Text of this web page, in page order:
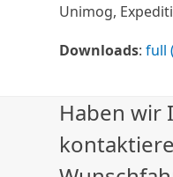
Unimog,
Downloads:full
Haben wir